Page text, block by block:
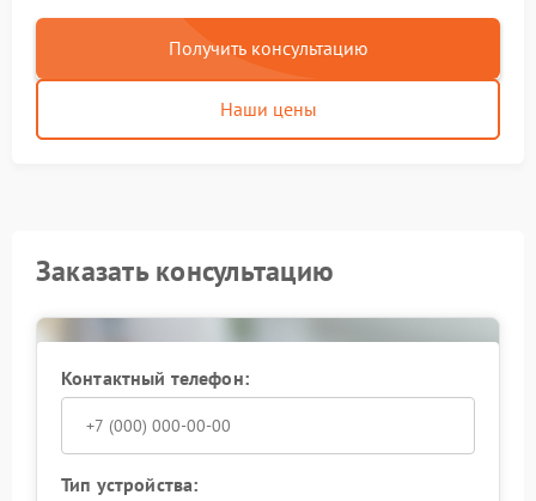
Получить консультацию
Наши цены
Заказать консультацию
Контактный телефон:
Тип устройства: